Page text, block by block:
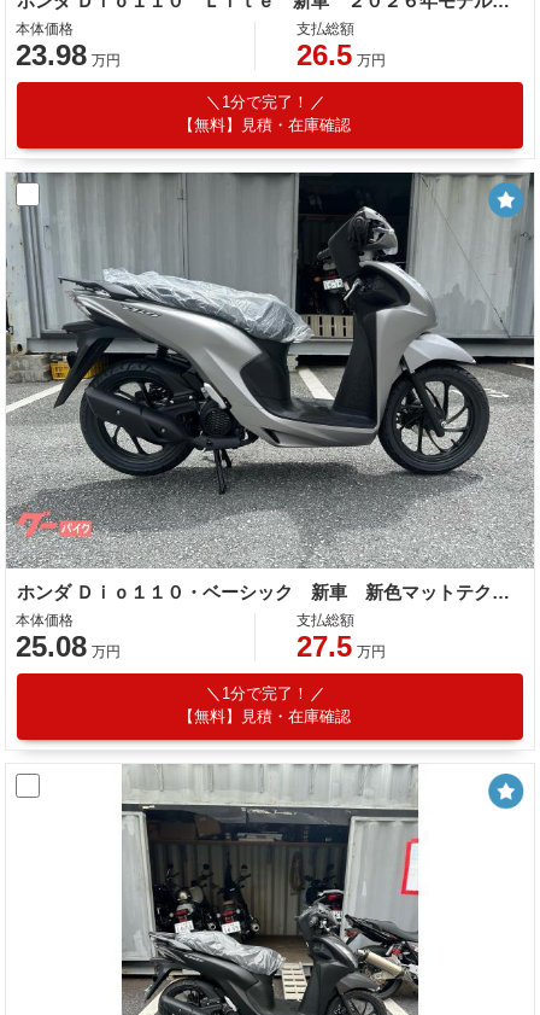
本体価格
23.98 万円
支払総額
26.5 万円
1分で完了！
【無料】見積・在庫確認
ホンダ Ｄｉｏ１１０・ベーシック 新車 新色マットテクノシルバーメタリック ２０２６年モデル コンビニフック シャッタキー コンビブレーキ
本体価格
25.08 万円
支払総額
27.5 万円
1分で完了！
【無料】見積・在庫確認